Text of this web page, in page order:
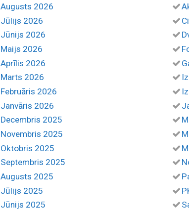
Augusts 2026
Jūlijs 2026
Jūnijs 2026
Maijs 2026
Aprīlis 2026
Marts 2026
Februāris 2026
Janvāris 2026
Decembris 2025
Novembris 2025
Oktobris 2025
Septembris 2025
Augusts 2025
Jūlijs 2025
Jūnijs 2025